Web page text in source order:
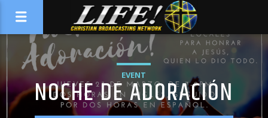
EVENT
NOCHE DE ADORACIÓN